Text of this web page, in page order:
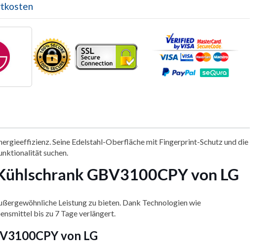
Seine Edelstahl-Oberfläche mit Fingerprint-Schutz und die
suchen.
GBV3100CPY von LG
Leistung zu bieten. Dank Technologien wie
bis zu 7 Tage verlängert.
von LG